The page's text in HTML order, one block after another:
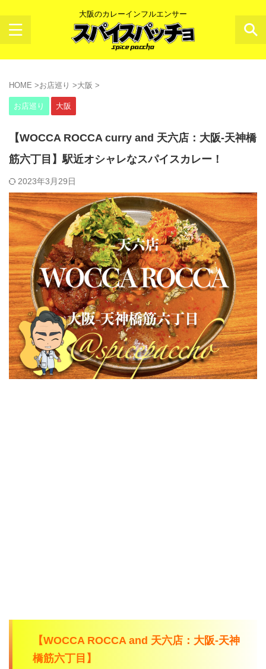
大阪のカレーインフルエンサー
HOME >お店巡り >大阪 >
お店巡り 大阪
【WOCCA ROCCA curry and 天六店：大阪-天神橋
筋六丁目】駅近オシャレなスパイスカレー！
2023年3月29日
【WOCCA ROCCA and 天六店：大阪-天神
橋筋六丁目】